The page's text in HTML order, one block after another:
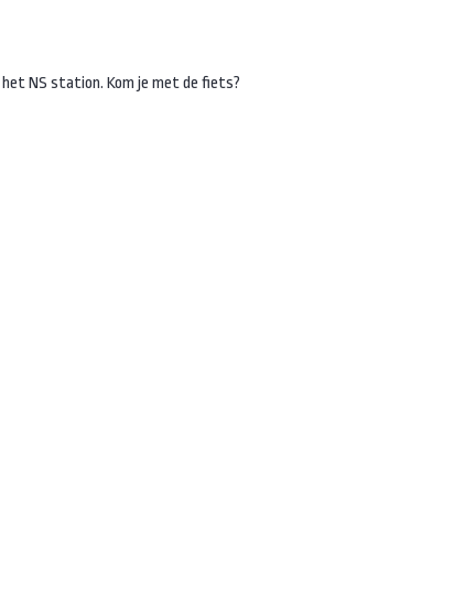
NS station. Kom je met de fiets?